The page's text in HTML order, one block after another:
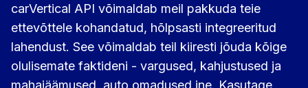
carVertical API võimaldab meil pakkuda teie
ettevõttele kohandatud, hõlpsasti integreeritud
lahendust. See võimaldab teil kiiresti jõuda kõige
olulisemate faktideni - vargused, kahjustused ja
mahajäämused, auto omadused jne. Kasutage